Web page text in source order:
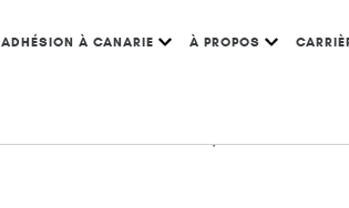
ADHÉSION À CANARIE À PROPOS